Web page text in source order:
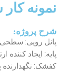
نمونه کار
شرح پروژه:
پانل رویی:
پایه: ایجاد کننده
کفشک: نگهدارنده